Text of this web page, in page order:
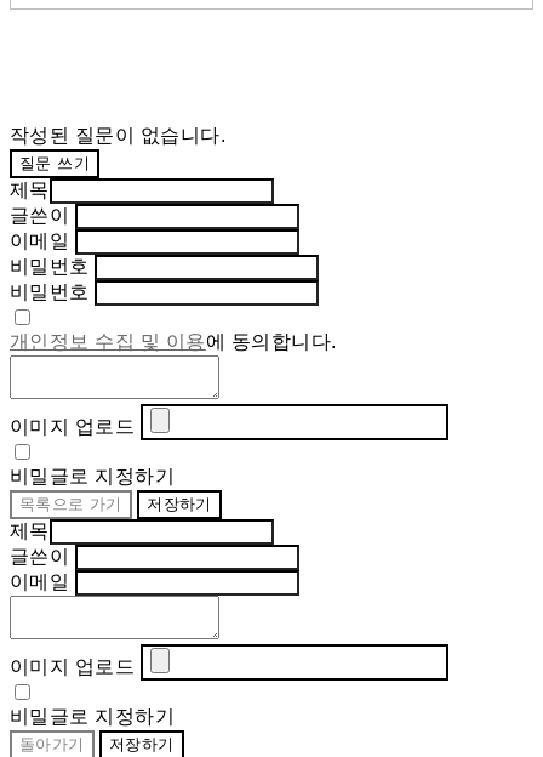
작성된 질문이 없습니다.
질문 쓰기
제목
글쓴이
이메일
비밀번호
비밀번호
개인정보 수집 및 이용에 동의합니다.
이미지 업로드
비밀글로 지정하기
목록으로 가기 저장하기
제목
글쓴이
이메일
이미지 업로드
비밀글로 지정하기
돌아가기 저장하기